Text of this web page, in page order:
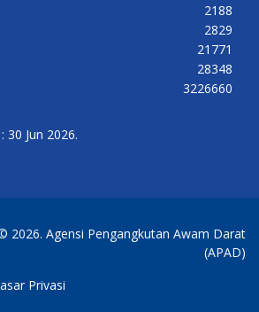
2188
2829
21771
28348
3226660
30 Jun 2026.
2026. Agensi Pengangkutan Awam Darat
(APAD)
Privasi